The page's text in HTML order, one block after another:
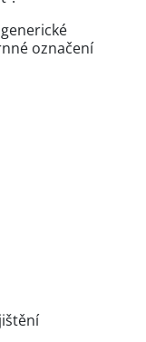
označení